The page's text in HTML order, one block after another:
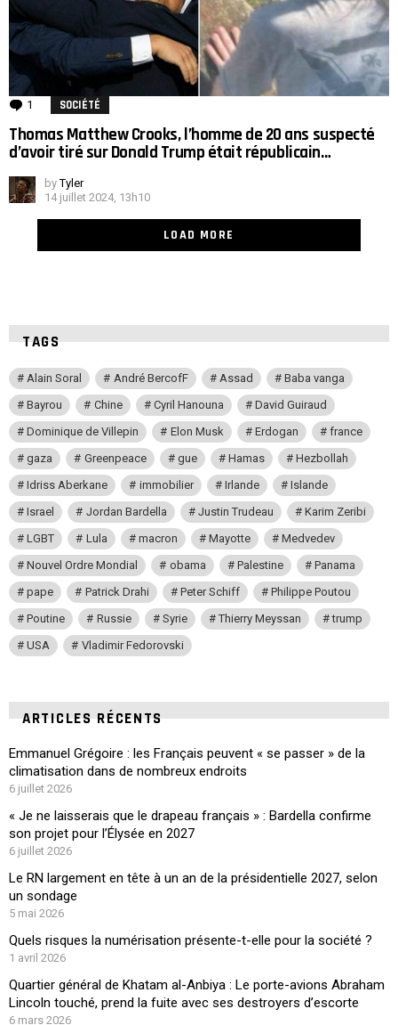
1 Comment
SOCIÉTÉ
Thomas Matthew Crooks, l’homme de 20 ans suspecté
d’avoir tiré sur Donald Trump était républicain…
by Tyler
14 juillet 2024, 13h10
LOAD MORE
TAGS
Alain Soral André BercofF Assad
Baba vanga
Bayrou
Chine Cyril Hanouna
David Guiraud
Dominique de Villepin
Elon Musk Erdogan
france
gaza
Greenpeace gue Hamas
Hezbollah
Idriss Aberkane
immobilier Irlande
Islande
Israel
Jordan Bardella Justin Trudeau
Karim Zeribi
LGBT
Lula macron Mayotte
Medvedev
Nouvel Ordre Mondial
obama Palestine
Panama
pape
Patrick Drahi Peter Schiff
Philippe Poutou
Poutine
Russie Syrie Thierry Meyssan
trump
USA
Vladimir Fedorovski
ARTICLES RÉCENTS
Emmanuel Grégoire : les Français peuvent « se passer » de la
climatisation dans de nombreux endroits
6 juillet 2026
« Je ne laisserais que le drapeau français » : Bardella confirme
son projet pour l’Élysée en 2027
6 juillet 2026
Le RN largement en tête à un an de la présidentielle 2027, selon
un sondage
5 mai 2026
Quels risques la numérisation présente-t-elle pour la société ?
1 avril 2026
Quartier général de Khatam al-Anbiya : Le porte-avions Abraham
Lincoln touché, prend la fuite avec ses destroyers d’escorte
6 mars 2026